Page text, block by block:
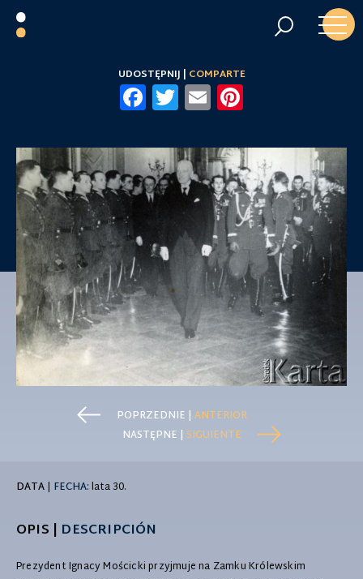
UDOSTĘPNIJ | COMPARTE
Facebook
Twitter
Email
POPRZEDNIE | ANTERIOR
NASTĘPNE | SIGUIENTE
DATA| FECHA:lata 30.
OPIS | DESCRIPCIÓN
Prezydent Ignacy Mościcki przyjmuje na Zamku Królewskim